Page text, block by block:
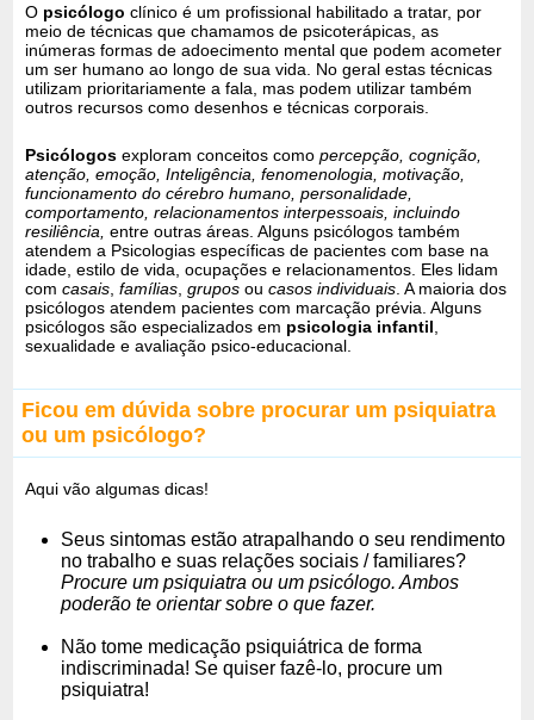
O psicólogo clínico é um profissional habilitado a tratar, por
meio de técnicas que chamamos de psicoterápicas, as
inúmeras formas de adoecimento mental que podem acometer
um ser humano ao longo de sua vida. No geral estas técnicas
utilizam prioritariamente a fala, mas podem utilizar também
outros recursos como desenhos e técnicas corporais.
Psicólogos exploram conceitos comopercepção, cognição,
atenção, emoção, Inteligência, fenomenologia, motivação,
funcionamento do cérebro humano, personalidade,
comportamento, relacionamentos interpessoais, incluindo
resiliência, entre outras áreas. Alguns psicólogos também
atendem a Psicologias específicas de pacientes com base na
idade, estilo de vida, ocupações e relacionamentos. Eles lidam
comcasais ,famílias ,grupos oucasos individuais . A maioria dos
psicólogos atendem pacientes com marcação prévia. Alguns
psicólogos são especializados em psicologia infantil
sexualidade e avaliação psico-educacional.
Ficou em dúvida sobre procurar um psiquiatra
ou um psicólogo?
Aqui vão algumas dicas!
Seus sintomas estão atrapalhando o seu rendimento
no trabalho e suas relações sociais / familiares?
Procure um psiquiatra ou um psicólogo. Ambos
poderão te orientar sobre o que fazer.
Não tome medicação psiquiátrica de forma
indiscriminada! Se quiser fazê-lo, procure um
psiquiatra!